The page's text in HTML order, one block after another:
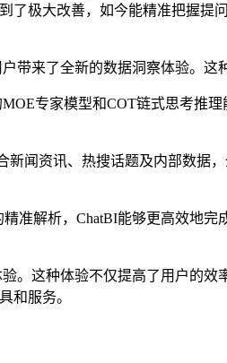
极大改善，如今能精准把握提
来了全新的数据洞察体验。这
专家模型和COT链式思考推
资讯、热搜话题及内部数据，
解析，ChatBI能够更高效地完
这种体验不仅提高了用户的效
和服务。